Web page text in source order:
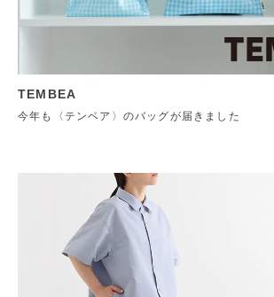
TEMBEA
今年も〈テンベア〉のバッグが届きました